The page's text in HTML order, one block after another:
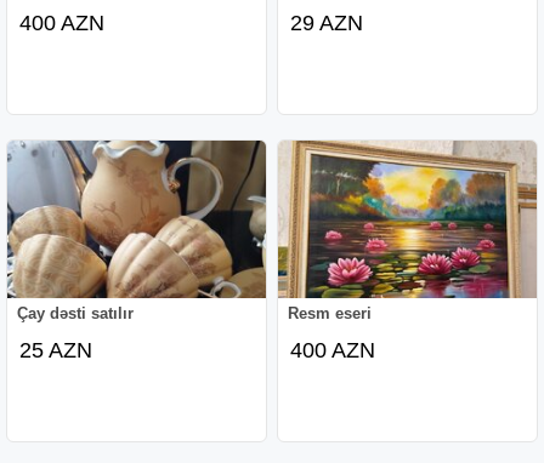
400 AZN 29 AZN
Çay dəsti satılır
25 AZN
Resm eseri
400 AZN